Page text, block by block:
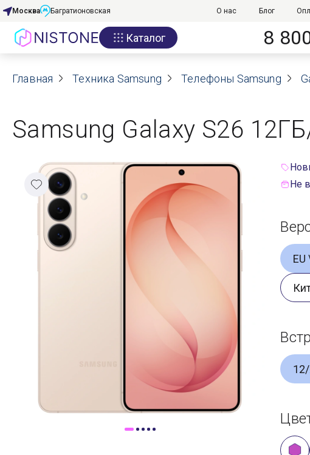
Акции
О нас
Договор оферты
Реквизиты
Контакты
Гарантия
Москва Багратионовская О нас Блог
Каталог 8
Главная Техника Samsung Телефоны Samsung
Samsung Galaxy S26
Не
EU